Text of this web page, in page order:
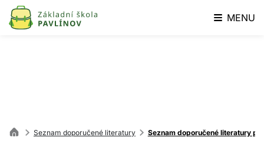
MENU
Seznam doporučené literatury Seznam doporučené literatury